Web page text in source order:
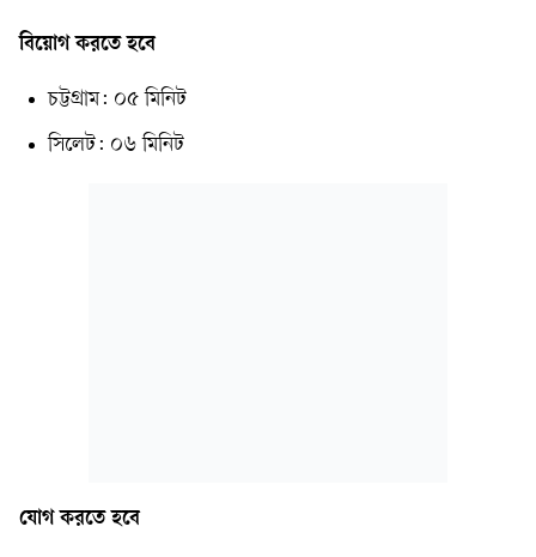
বিয়োগ করতে হবে
চট্টগ্রাম: ০৫ মিনিট
সিলেট: ০৬ মিনিট
যোগ করতে হবে